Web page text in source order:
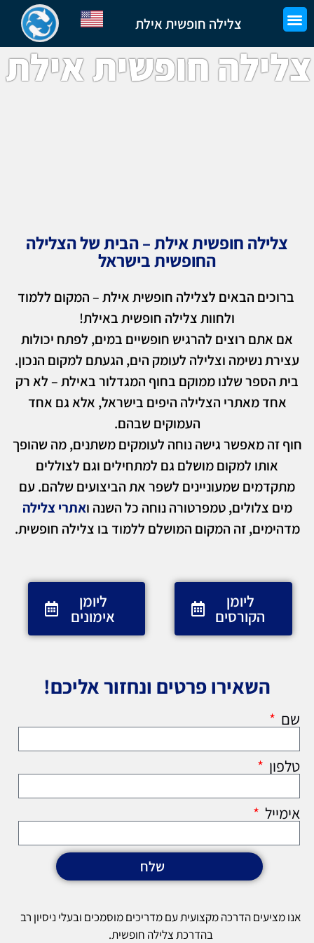
צלילה חופשית אילת
צלילה חופשית אילת
צלילה חופשית אילת – הבית של הצלילה
החופשית בישראל
ברוכים הבאים לצלילה חופשית אילת – המקום ללמוד
ולחוות צלילה חופשית באילת!
אם אתם רוצים להרגיש חופשיים במים, לפתח יכולות
עצירת נשימה וצלילה לעומק הים, הגעתם למקום הנכון.
בית הספר שלנו ממוקם בחוף המגדלור באילת – לא רק
אחד מאתרי הצלילה היפים בישראל, אלא גם אחד
העמוקים שבהם.
חוף זה מאפשר גישה נוחה לעומקים משתנים, מה שהופך
אותו למקום מושלם גם למתחילים וגם לצוללים
מתקדמים שמעוניינים לשפר את הביצועים שלהם. עם
מים צלולים, טמפרטורה נוחה כל השנה ואתרי צלילה
מדהימים, זה המקום המושלם ללמוד בו צלילה חופשית.
ליומן
הקורסים
ליומן
אימונים
השאירו פרטים ונחזור אליכם!
שם
טלפון
אימייל
שלח
אנו מציעים הדרכה מקצועית עם מדריכים מוסמכים ובעלי ניסיון רב
בהדרכת צלילה חופשית.